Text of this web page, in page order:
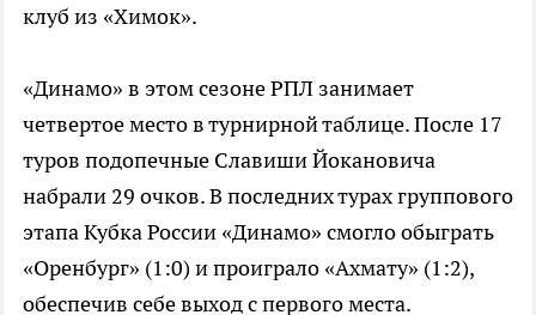
клуб из «Химок».
«Динамо» в этом сезоне РПЛ занимает
четвертое место в турнирной таблице. После 17
туров подопечные Славиши Йокановича
набрали 29 очков. В последних турах группового
этапа Кубка России «Динамо» смогло обыграть
«Оренбург» (1:0) и проиграло «Ахмату» (1:2),
обеспечив себе выход с первого места.